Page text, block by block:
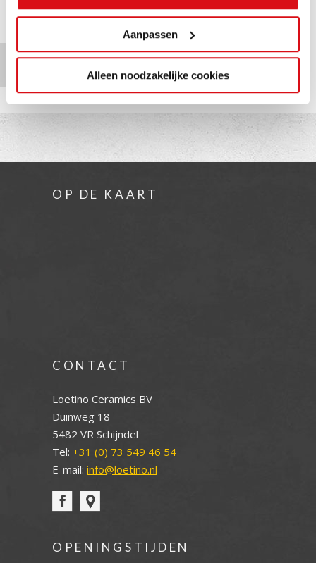
Aanpassen
Alleen noodzakelijke cookies
TERUG NAAR
OVERZICHT
OP DE KAART
CONTACT
Loetino Ceramics BV
Duinweg 18
5482 VR Schijndel
Tel: +31 (0) 73 549 46 54
E-mail: info@loetino.nl
OPENINGSTIJDEN